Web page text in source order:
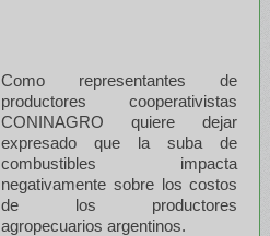
Como representantes de
productores cooperativistas
CONINAGRO quiere dejar
expresado que la suba de
combustibles impacta
negativamente sobre los costos
de los productores
agropecuarios argentinos.